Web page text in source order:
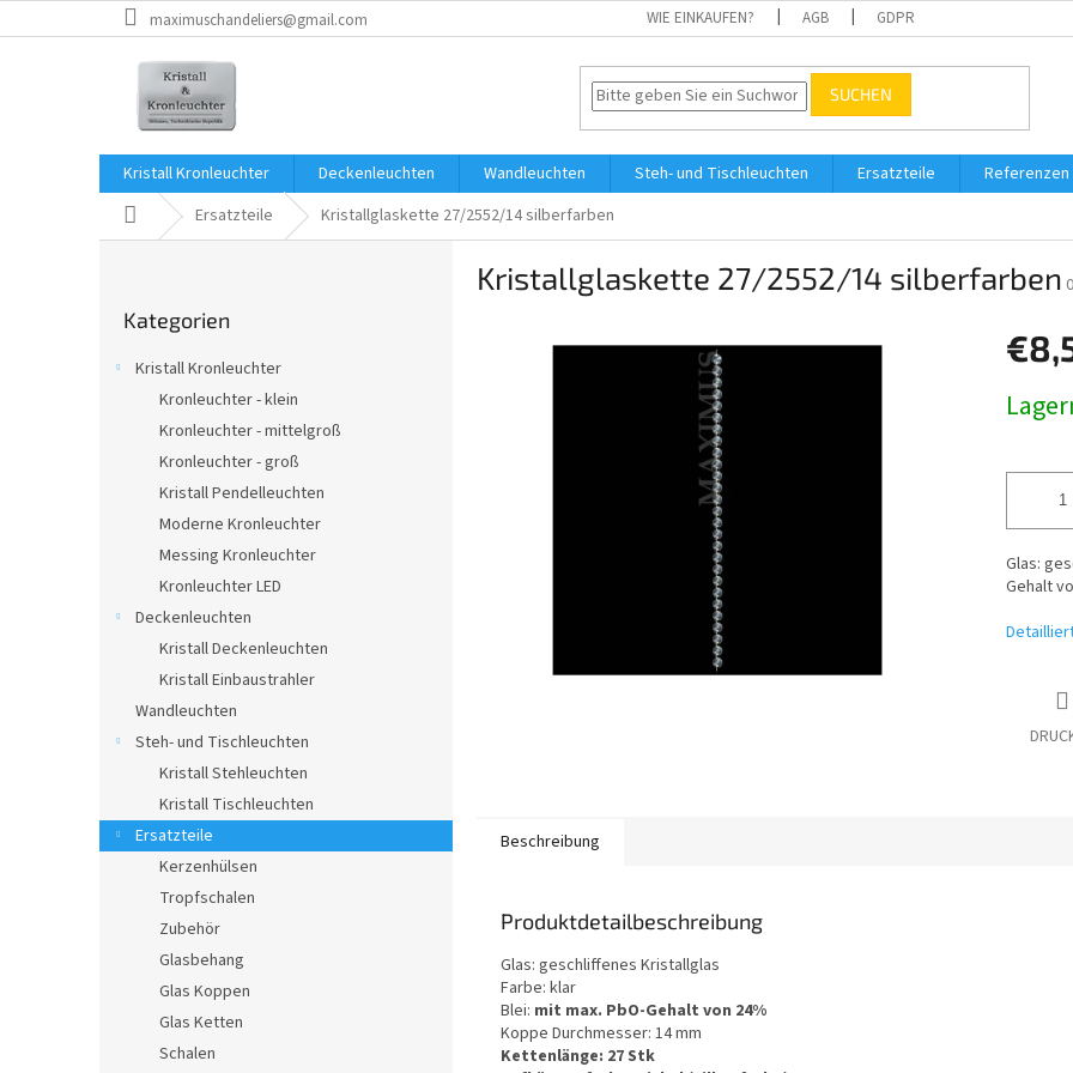
Inhalt
maximuschandeliers@gmail.com WIE EINKAUFEN? AGB GDPR
SUCHEN
Kristall Kronleuchter Deckenleuchten Wandleuchten Steh- und Tischleuchten Ersatzteile Referenzen
StartseiteErsatzteile Kristallglaskette 27/2552/14 silberfarben
überspringen
Kategorien
Kristall Kronleuchter
Kronleuchter - klein
Kronleuchter - mittelgroß
Kronleuchter - groß
Kristall Pendelleuchten
Moderne Kronleuchter
Messing Kronleuchter
Kronleuchter LED
Deckenleuchten
Kristall Deckenleuchten
Kristall Einbaustrahler
Wandleuchten
Steh- und Tischleuchten
Kristall Stehleuchten
Kristall Tischleuchten
Ersatzteile
Kerzenhülsen
Tropfschalen
Zubehör
Glasbehang
Glas Koppen
Glas Ketten
Schalen
Kristallglaskette 27/2552/14 silberfarben
Glas:
Gehalt
Beschreibung
Produktdetailbeschreibung
Glas: geschliffenes Kristallglas
Farbe: klar
Blei: mit max. PbO-Gehalt von 24%
Koppe Durchmesser: 14 mm
Kettenlänge: 27 Stk